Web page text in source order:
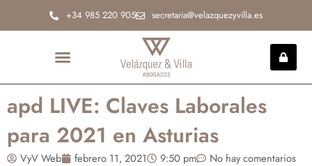
+34 985 220 905 secretaria@velazquezyvilla.es
apd LIVE: Claves Laborales
para 2021 en Asturias
VyV Web febrero 11, 2021 9:50 pm
No hay comentarios